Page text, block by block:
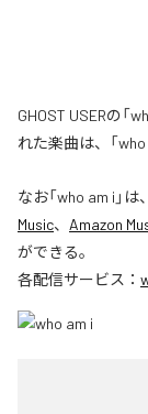
GHOST USERの
れた楽曲は、「
なお「who am i 」は、
Music、 Amazon
ができる。
各配信サービス：